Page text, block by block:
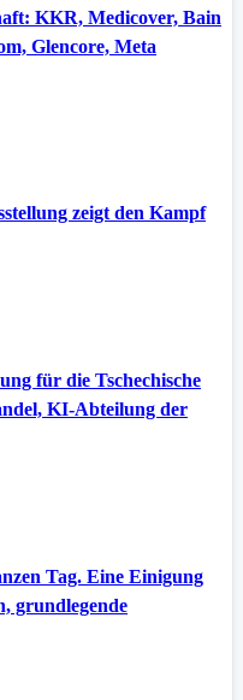
KKR, Medicover, Bain
Glencore, Meta
zeigt den Kampf
für die Tschechische
KI-Abteilung der
Tag. Eine Einigung
grundlegende